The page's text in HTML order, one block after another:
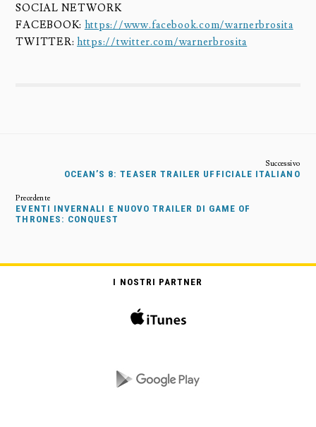
SOCIAL NETWORK
FACEBOOK: https://www.facebook.com/warnerbrosita
TWITTER:https://twitter.com/warnerbrosita
OCEAN’S 8: TEASER TRAILER UFFICIALE ITALIANO
EVENTI INVERNALI E NUOVO TRAILER DI GAME OF
THRONES: CONQUEST
I NOSTRI PARTNER